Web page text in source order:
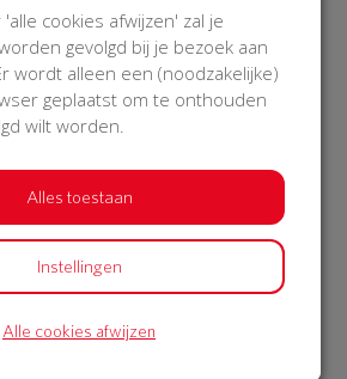
€ 976
Philips
27 Oct 2018
17:52 uur
alle donateurs
cookies afwijzen' zal je
gevolgd bij je bezoek aan
wordt alleen een (noodzakelijke)
geplaatst om te onthouden
wilt worden.
Alles toestaan
Instellingen
Alle cookies afwijzen